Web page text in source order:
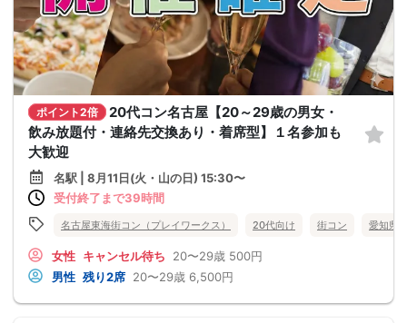
ポイント2倍
20代コン名古屋【20～29歳の男女・
飲み放題付・連絡先交換あり・着席型】１名参加も
大歓迎
名駅 | 8月11日(火・山の日) 15:30〜
受付終了まで39時間
名古屋東海街コン（プレイワークス） 20代向け 街コン 愛知県
女性 キャンセル待ち 20〜29歳 500円
男性 残り2席 20〜29歳 6,500円